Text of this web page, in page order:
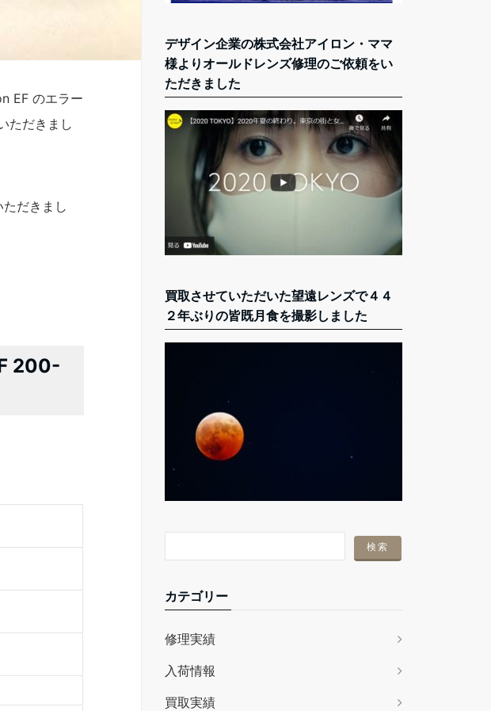
EF のエラー
ただきまし
だきまし
200-
デザイン企業の株式会社アイロン・ママ
様よりオールドレンズ修理のご依頼をい
ただきました
買取させていただいた望遠レンズで４４
２年ぶりの皆既月食を撮影しました
カテゴリー
修理実績
入荷情報
買取実績